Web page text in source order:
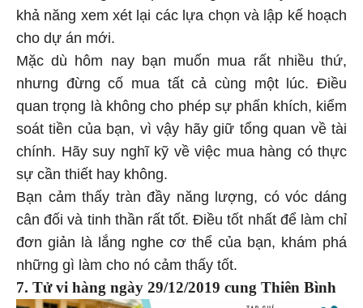
khả năng xem xét lại các lựa chọn và lập kế hoạch
cho dự án mới.
Mặc dù hôm nay bạn muốn mua rất nhiều thứ,
nhưng đừng cố mua tất cả cùng một lúc. Điều
quan trọng là không cho phép sự phấn khích, kiểm
soát tiền của bạn, vì vậy hãy giữ tổng quan về tài
chính. Hãy suy nghĩ kỹ về việc mua hàng có thực
sự cần thiết hay không.
Bạn cảm thấy tràn đầy năng lượng, có vóc dáng
cân đối và tinh thần rất tốt. Điều tốt nhất để làm chỉ
đơn giản là lắng nghe cơ thể của bạn, khám phá
những gì làm cho nó cảm thấy tốt.
7. Tử vi hàng ngày 29/12/2019 cung Thiên Bình